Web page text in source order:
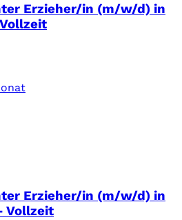
Erzieher/in (m/w/d) in
Erzieher/in (m/w/d) in
Vollzeit